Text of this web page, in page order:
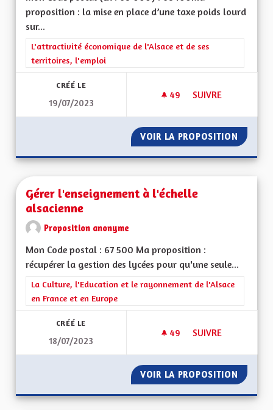
proposition : la mise en place d’une taxe poids lourd
sur...
Filtrer les résultats de la catégorie : L'attractivité
L'attractivité économique de l'Alsace et de ses
territoires, l'emploi
CRÉÉ LE
19/07/2023
49 49 ABONNÉS
SUIVRE
VOIR LA PROPOSITION UNE
Gérer l'enseignement à l'échelle
alsacienne
Proposition anonyme
Mon Code postal : 67 500 Ma proposition :
récupérer la gestion des lycées pour qu'une seule...
Filtrer les résultats de la catégorie : La Culture, l'Education et
La Culture, l'Education et le rayonnement de l'Alsace
en France et en Europe
CRÉÉ LE
18/07/2023
49 49 ABONNÉS
SUIVRE
VOIR LA PROPOSITION